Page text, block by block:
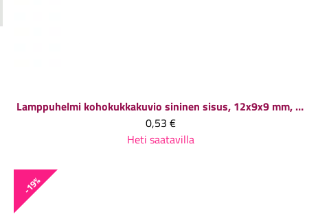
Lamppuhelmi kohokukkakuvio sininen sisus, 12x9x9 mm, 1 kpl
0,53 €
Heti saatavilla
-19%